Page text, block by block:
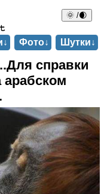
🌞 /🌒
Фото↓ Шутки↓
справки